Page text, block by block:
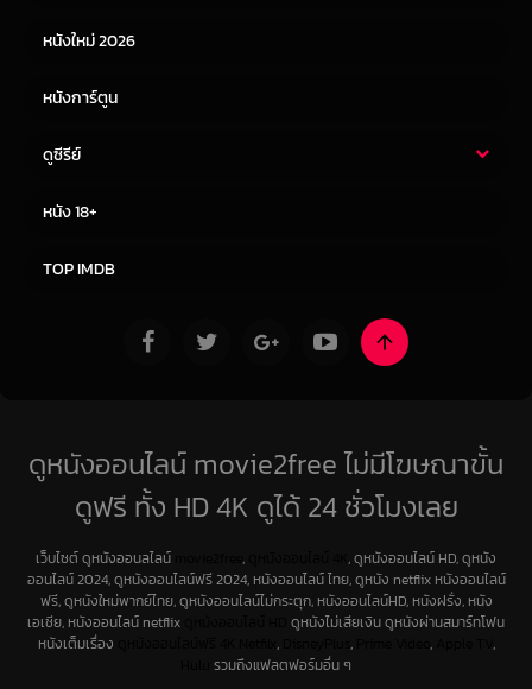
หนังใหม่ 2026
หนังการ์ตูน
ดูซีรีย์
หนัง 18+
TOP IMDB
ดูหนังออนไลน์ movie2free ไม่มีโฆษณาขั้น
ดูฟรี ทั้ง HD 4K ดูได้ 24 ชั่วโมงเลย
เว็บไซต์ ดูหนังออนลไลน์ ,
, ดูหนังออนไลน์ HD, ดูหนัง
ออนไลน์ 2024, ดูหนังออนไลน์ฟรี 2024, หนังออนไลน์ ไทย, ดูหนัง netflix หนังออนไลน์
ฟรี, ดูหนังใหม่พากย์ไทย, ดูหนังออนไลน์ไม่กระตุก, หนังออนไลน์HD, หนังฝรั่ง, หนัง
เอเชีย, หนังออนไลน์ netflix
ดูหนังไม่เสียเงิน ดูหนังผ่านสมาร์ทโฟน
หนังเต็มเรื่อง
, , ,
,
รวมถึงแฟลตฟอร์มอื่น ๆ